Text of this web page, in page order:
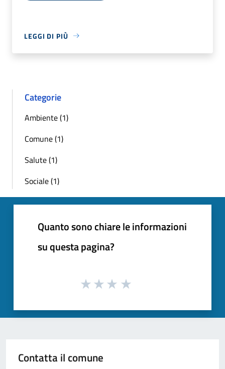
LEGGI DI PIÙ
Categorie
Ambiente (1)
Comune (1)
Salute (1)
Sociale (1)
Quanto sono chiare le informazioni
su questa pagina?
Contatta il comune